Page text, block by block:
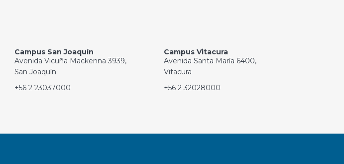
Campus San Joaquín
Avenida Vicuña Mackenna 3939,
San Joaquín
+56 2 23037000
Campus Vitacura
Avenida Santa María 6400,
Vitacura
+56 2 32028000